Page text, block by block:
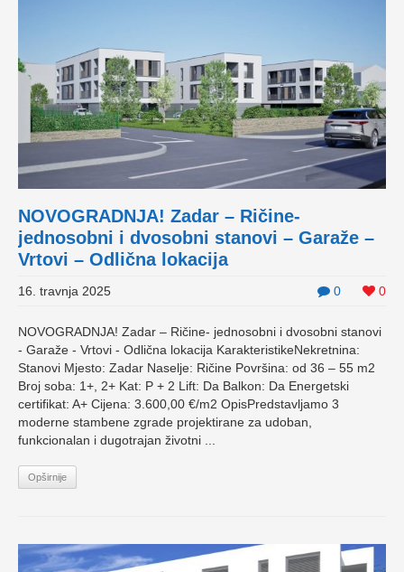
NOVOGRADNJA! Zadar – Ričine-
jednosobni i dvosobni stanovi – Garaže –
Vrtovi – Odlična lokacija
0 0
16. travnja 2025
NOVOGRADNJA! Zadar – Ričine- jednosobni i dvosobni stanovi
- Garaže - Vrtovi - Odlična lokacija KarakteristikeNekretnina:
Stanovi Mjesto: Zadar Naselje: Ričine Površina: od 36 – 55 m2
Broj soba: 1+, 2+ Kat: P + 2 Lift: Da Balkon: Da Energetski
certifikat: A+ Cijena: 3.600,00 €/m2 OpisPredstavljamo 3
moderne stambene zgrade projektirane za udoban,
funkcionalan i dugotrajan životni ...
Opširnije